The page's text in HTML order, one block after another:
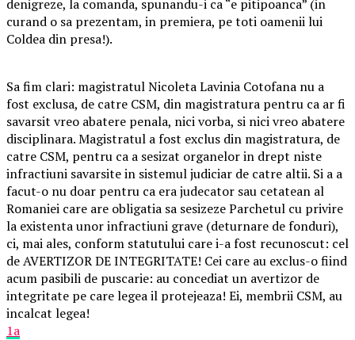
denigreze, la comanda, spunandu-i ca “e pitipoanca” (in
curand o sa prezentam, in premiera, pe toti oamenii lui
Coldea din presa!).
Sa fim clari: magistratul Nicoleta Lavinia Cotofana nu a
fost exclusa, de catre CSM, din magistratura pentru ca ar fi
savarsit vreo abatere penala, nici vorba, si nici vreo abatere
disciplinara. Magistratul a fost exclus din magistratura, de
catre CSM, pentru ca a sesizat organelor in drept niste
infractiuni savarsite in sistemul judiciar de catre altii. Si a a
facut-o nu doar pentru ca era judecator sau cetatean al
Romaniei care are obligatia sa sesizeze Parchetul cu privire
la existenta unor infractiuni grave (deturnare de fonduri),
ci, mai ales, conform statutului care i-a fost recunoscut: cel
de AVERTIZOR DE INTEGRITATE! Cei care au exclus-o fiind
acum pasibili de puscarie: au concediat un avertizor de
integritate pe care legea il protejeaza! Ei, membrii CSM, au
incalcat legea!
1a